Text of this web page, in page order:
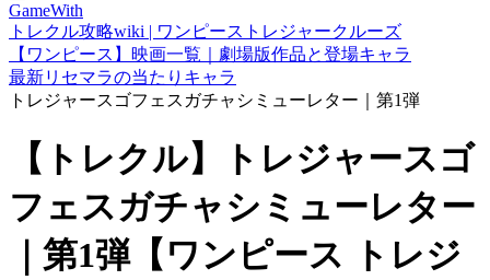
GameWith
トレクル攻略wiki | ワンピーストレジャークルーズ
【ワンピース】映画一覧｜劇場版作品と登場キャラ
最新リセマラの当たりキャラ
トレジャースゴフェスガチャシミューレター｜第1弾
【トレクル】トレジャースゴ
フェスガチャシミューレター
｜第1弾【ワンピース トレジ